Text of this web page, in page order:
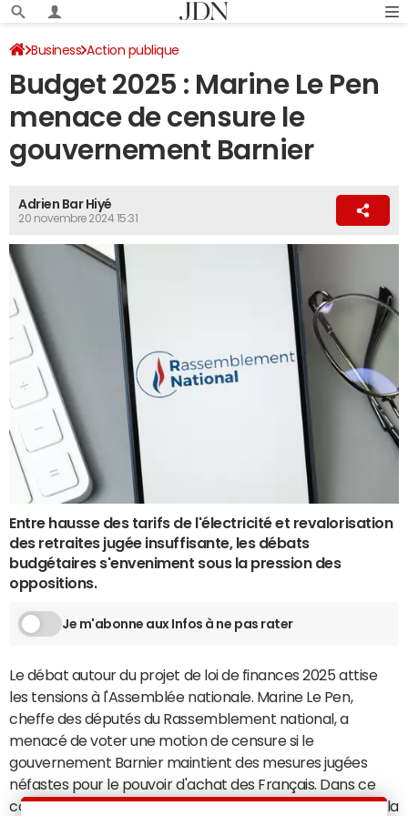
Business Action publique
Budget 2025 : Marine Le Pen
menace de censure le
gouvernement Barnier
Adrien Bar Hiyé
20 novembre 2024 15:31
Entre hausse des tarifs de l'électricité et revalorisation
des retraites jugée insuffisante, les débats
budgétaires s'enveniment sous la pression des
oppositions.
Je m'abonne aux Infos à ne pas rater
Le débat autour du projet de loi de finances 2025 attise
les tensions à l'Assemblée nationale. Marine Le Pen,
cheffe des députés du Rassemblement national, a
menacé de voter une motion de censure si le
gouvernement Barnier maintient des mesures jugées
néfastes pour le pouvoir d'achat des Français. Dans ce
contexte de crispation, une rencontre est prévue entre la